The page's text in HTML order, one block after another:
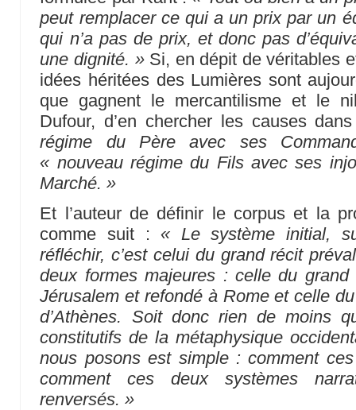
peut remplacer ce qui a un prix par un
qui n’a pas de prix, et donc pas
une dignité. »Si, en dépit de véritables
idées héritées des Lumières sont
que gagnent le mercantilisme et le
Dufour, d’en chercher les causes
régime du Père avec ses
« nouveau régime du Fils avec ses
Marché. »
Et l’auteur de définir le corpus et la
comme suit : « Le système initial,
réfléchir, c’est celui du grand récit
deux formes majeures : celle du
Jérusalem et refondé à Rome et celle
d’Athènes. Soit donc rien de moins
constitutifs de la métaphysique
nous posons est simple : comment
comment ces deux systèmes
renversés. »